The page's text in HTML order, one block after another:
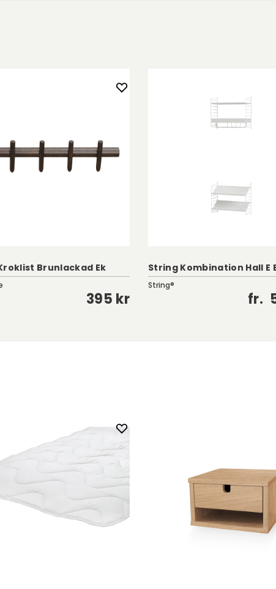
medföljer.
Brunlackad Ek
395 kr
String Kombination Hall E
String®
fr.